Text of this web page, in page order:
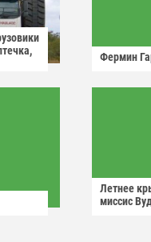
Фермин
Летнее
миссис